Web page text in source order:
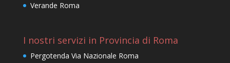
Verande Roma
I nostri servizi in Provincia di Roma
Pergotenda Via Nazionale Roma